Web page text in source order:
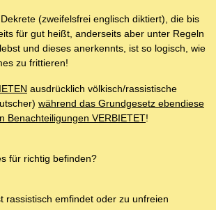
(zweifelsfrei englisch diktiert), die bis
für gut heißt, anderseits aber unter Regeln
und dieses anerkennts, ist so logisch, wie
zu frittieren!
ausdrücklich völkisch/rassistische
während das Grundgesetz ebendiese
Benachteiligungen VERBIETET!
für richtig befinden?
rassistisch emfindet oder zu unfreien